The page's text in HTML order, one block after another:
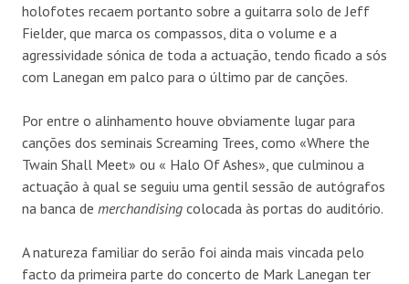
holofotes recaem portanto sobre a guitarra solo de Jeff
Fielder, que marca os compassos, dita o volume e a
agressividade sónica de toda a actuação, tendo ficado a sós
com Lanegan em palco para o último par de canções.
Por entre o alinhamento houve obviamente lugar para
canções dos seminais Screaming Trees, como «Where the
Twain Shall Meet» ou « Halo Of Ashes», que culminou a
actuação à qual se seguiu uma gentil sessão de autógrafos
na banca de merchandising colocada às portas do auditório.
A natureza familiar do serão foi ainda mais vincada pelo
facto da primeira parte do concerto de Mark Lanegan ter